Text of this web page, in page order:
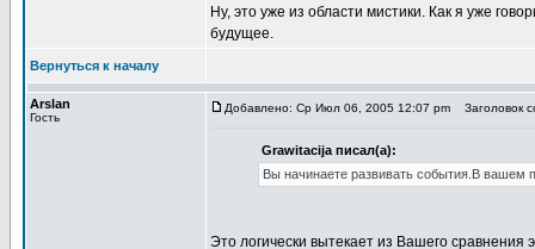
Ну, это уже из области мистики. Как я уже
будущее.
Вернуться к началу
Arslan
Гость
Добавлено: Ср Июл 06, 2005 12:07 pm Заголовок
Grawitacija писал(а):
Вы начинаете развивать события.В вашем
Это логически вытекает из Вашего